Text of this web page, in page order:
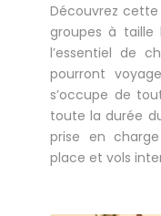
Découvrez cette
groupes à
l’essentiel de
pourront
s’occupe de
toute la durée
prise en
place et vols